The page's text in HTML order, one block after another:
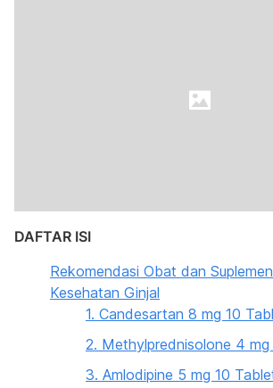
DAFTAR ISI
Rekomendasi Obat dan
Kesehatan Ginjal
1. Candesartan 8 mg 10
2. Methylprednisolone 4 mg
3. Amlodipine 5 mg 10